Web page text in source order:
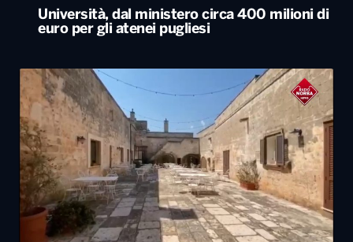
Università, dal ministero circa 400 milioni di
euro per gli atenei pugliesi